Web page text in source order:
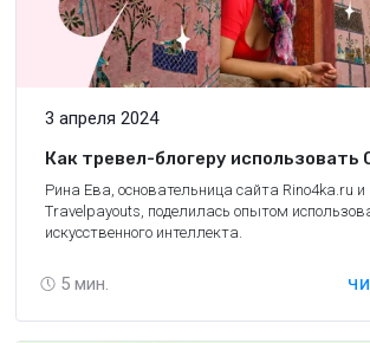
3 апреля 2024
5 мин.
Как тревел-блогеру использовать
опыт создательницы сайта
Рина Ева, основательница сайта Rino4ka.ru и
Travelpayouts, поделилась опытом
искусственного интеллекта.